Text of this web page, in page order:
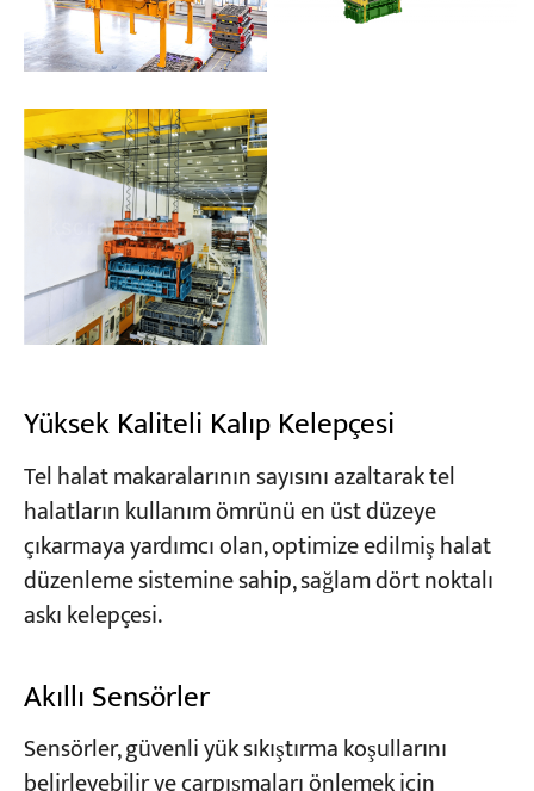
Yüksek Kaliteli Kalıp Kelepçesi
Tel halat makaralarının sayısını azaltarak tel
halatların kullanım ömrünü en üst düzeye
çıkarmaya yardımcı olan, optimize edilmiş halat
düzenleme sistemine sahip, sağlam dört noktalı
askı kelepçesi.
Akıllı Sensörler
Sensörler, güvenli yük sıkıştırma koşullarını